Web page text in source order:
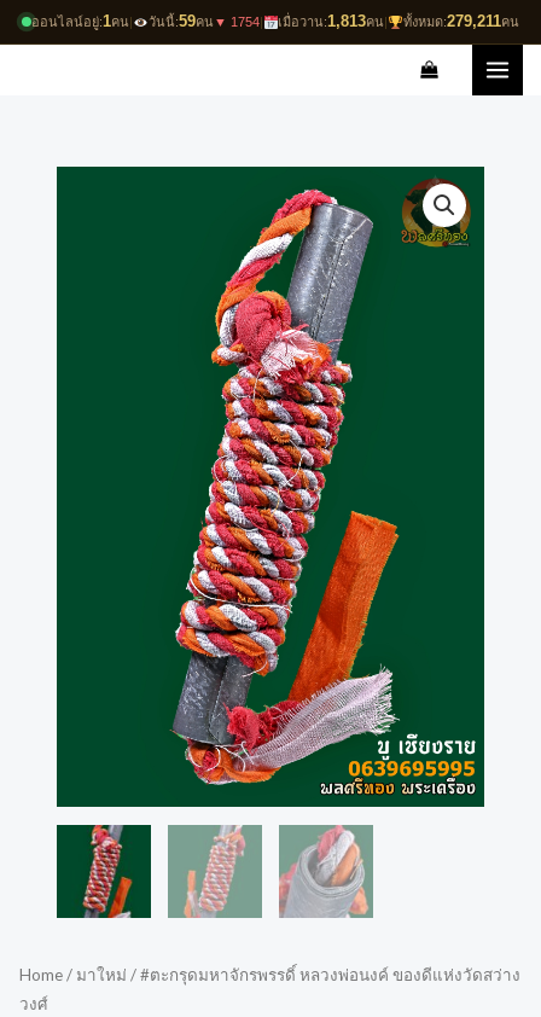
ออนไลน์อยู่:1คน| วันนี้:59คน▼ 1754| เมื่อวาน:1,813คน| ทั้งหมด:279,211คน
Skip
to
Home/ มาใหม่ / #ตะกรุดมหาจักรพรรดิ์​ หลวงพ่อนงค์ ของดีแห่งวัดสว่าง
วงศ์